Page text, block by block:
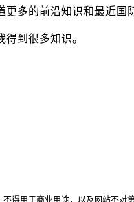
更多的前沿知识和最近国
到很多知识。
不得用于商业用途，以及网站不对